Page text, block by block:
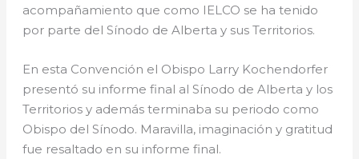
acompañamiento que como IELCO se ha tenido
por parte del Sínodo de Alberta y sus Territorios.
En esta Convención el Obispo Larry Kochendorfer
presentó su informe final al Sínodo de Alberta y los
Territorios y además terminaba su periodo como
Obispo del Sínodo. Maravilla, imaginación y gratitud
fue resaltado en su informe final.